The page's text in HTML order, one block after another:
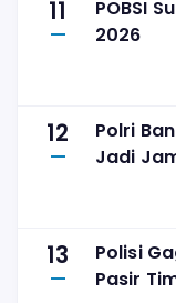
11
POBSI
2026
12
Polri
Jadi
13
Polisi
Pasir